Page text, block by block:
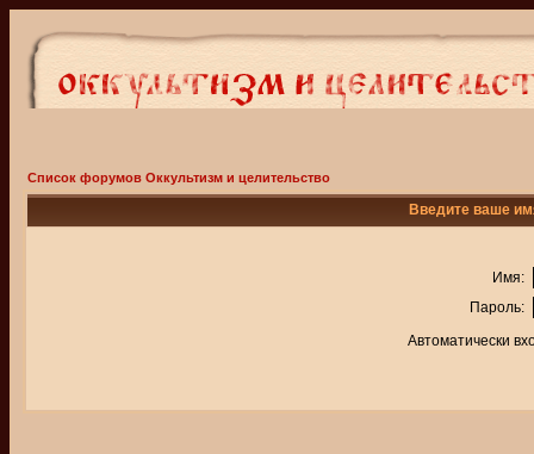
Список форумов Оккультизм и целительство
Введите ваше
Имя:
Пароль:
Автоматически